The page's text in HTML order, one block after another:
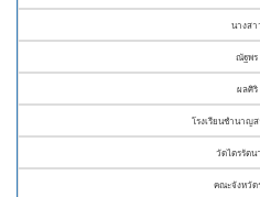
นางสา
ณัฐพร
ผลศิริ
โรงเรียนชำนาญ
วัดไตรรัตน
คณะจังหวัด